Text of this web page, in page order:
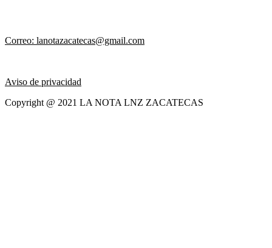
Correo: lanotazacatecas@gmail.com
Aviso de privacidad
Copyright @ 2021 LA NOTA LNZ ZACATECAS